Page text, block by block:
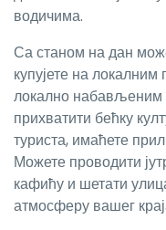
водичима.
Са станом на дан
купујете на
локално набављеним
прихватити бећку
туриста, имаћете
Можете проводити
кафићу и шетати
атмосферу вашег